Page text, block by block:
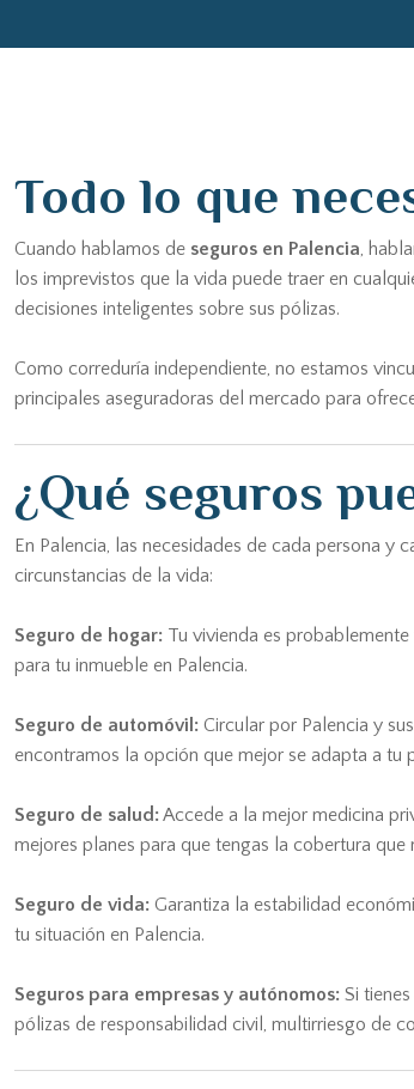
Todo lo que
Cuando hablamos de seguros en Palencia,
los imprevistos que la vida puede traer en
decisiones inteligentes sobre sus pólizas.
Como correduría independiente, no estamos
principales aseguradoras del mercado para
¿Qué seguros
En Palencia, las necesidades de cada persona y
circunstancias de la vida:
Seguro de hogar: Tu vivienda es
para tu inmueble en Palencia.
Seguro de automóvil: Circular por Palencia y
encontramos la opción que mejor se adapta a tu
Seguro de salud:Accede a la mejor medicina
mejores planes para que tengas la cobertura que
Seguro de vida: Garantiza la estabilidad
tu situación en Palencia.
Seguros para empresas y autónomos: Si
pólizas de responsabilidad civil, multirriesgo de